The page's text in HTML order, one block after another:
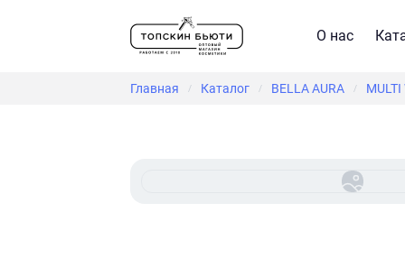
О нас
Главная / Каталог / BELLA AURA /